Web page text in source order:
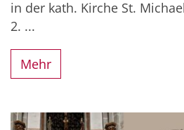
in der kath. Kirche St.
2. ...
Mehr